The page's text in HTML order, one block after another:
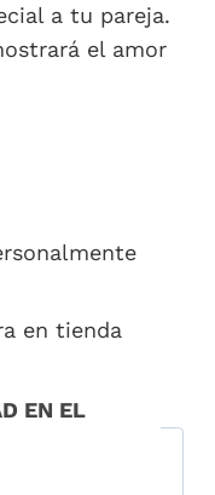
a tu pareja.
el amor
en tienda
EN EL